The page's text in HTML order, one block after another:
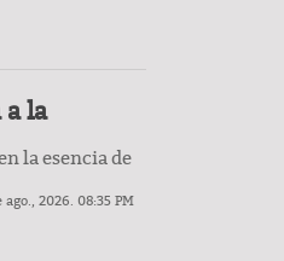
a la
la esencia de
ago., 2026. 08:35 PM